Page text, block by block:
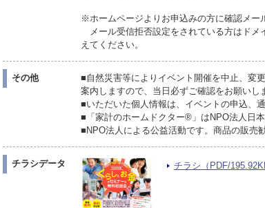
※ホームページよりお申込みの方に確認メー
メール受信拒否設定をされている方はドメ
えてください。
その他
■自然災害等によりイベント開催を中止、変
案内しますので、当日必ずご確認をお願いし
■いただいた個人情報は、イベントの申込、
■「家計のホームドクター®」はNPO法人日本
■NPO法人による公益活動です。商品の販売
チラシデータ チラシ（PDF/